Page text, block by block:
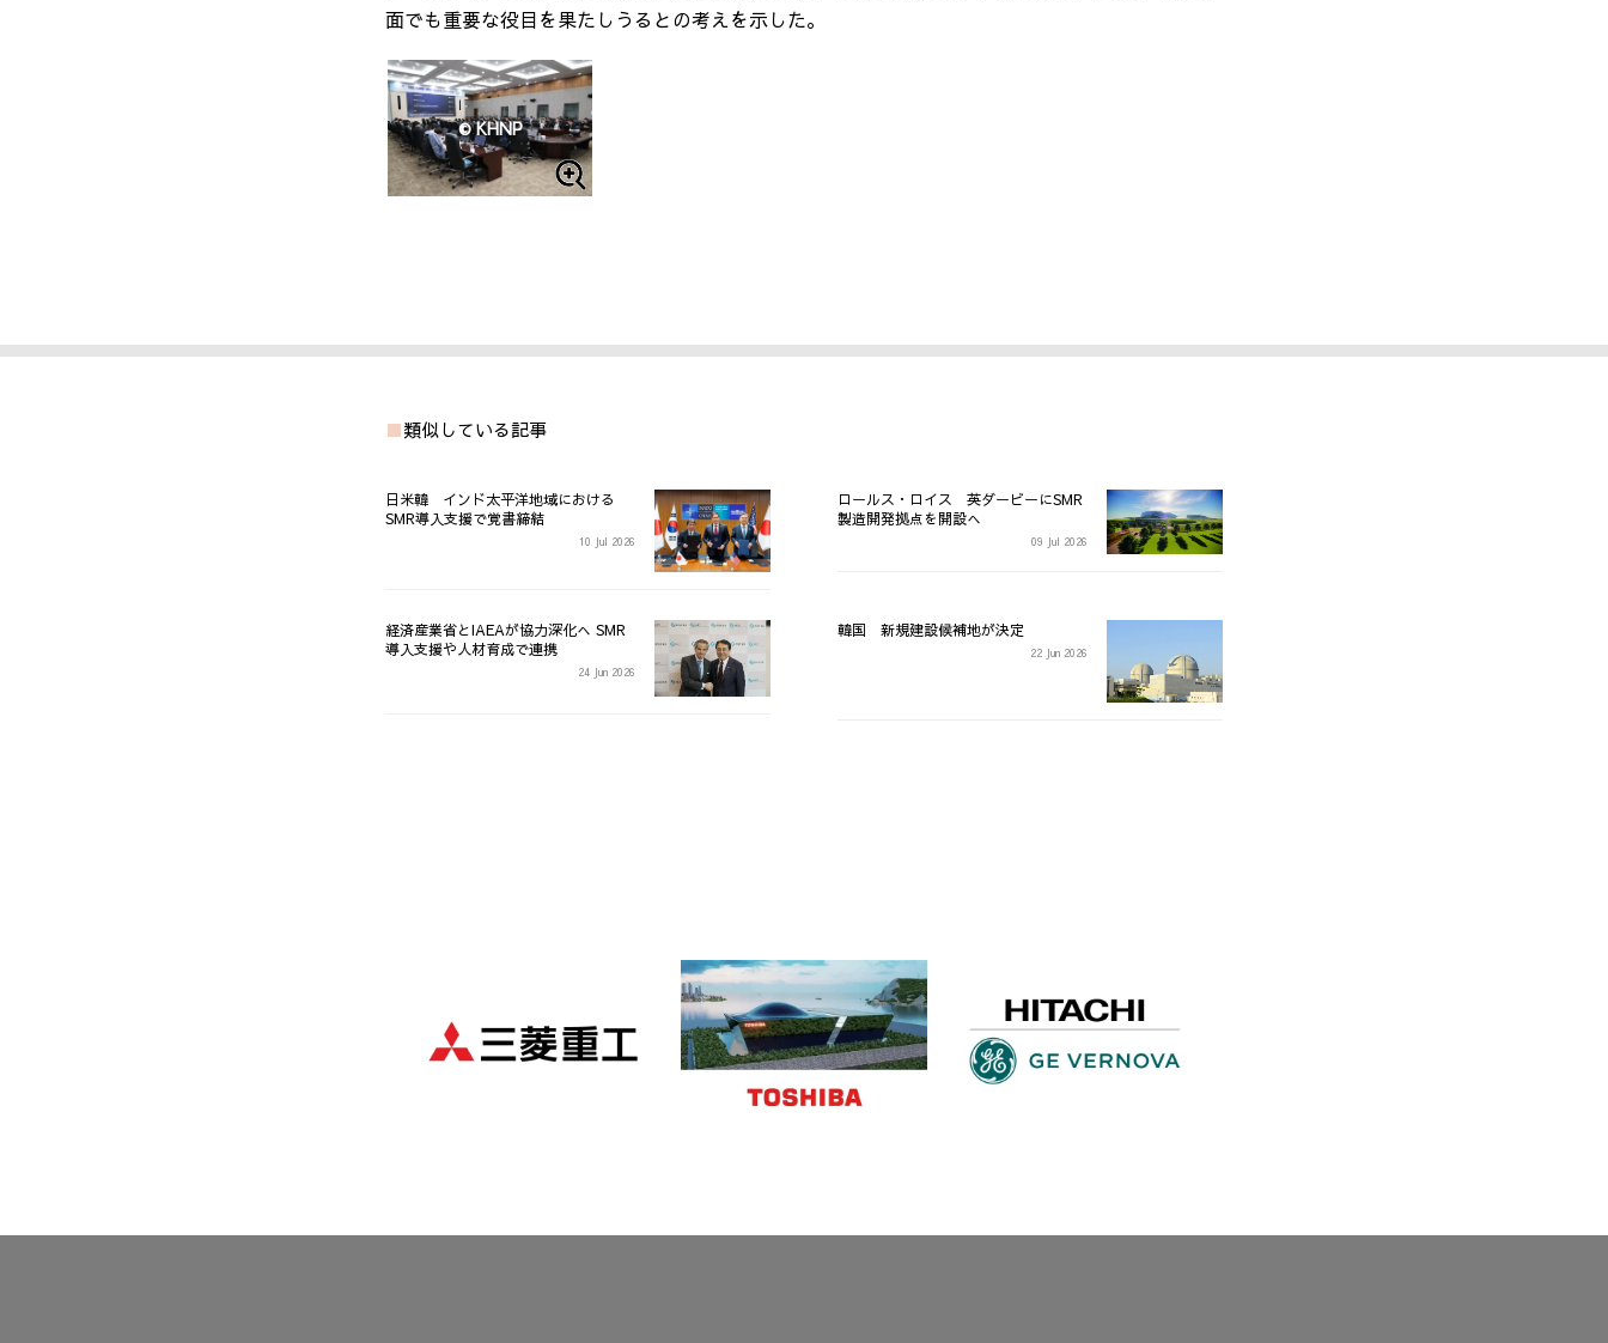
面でも重要な役目を果たしうるとの考えを示した。
© KHNP
類似している記事
日米韓 インド太平洋地域における
SMR導入支援で覚書締結
10 Jul 2026
ロールス・ロイス 英ダービーにSMR
製造開発拠点を開設へ
09 Jul 2026
経済産業省とIAEAが協力深化へ SMR
導入支援や人材育成で連携
24 Jun 2026
韓国 新規建設候補地が決定
22 Jun 2026